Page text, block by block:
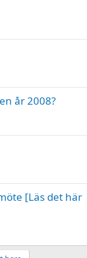
år 2008?
[Läs det här